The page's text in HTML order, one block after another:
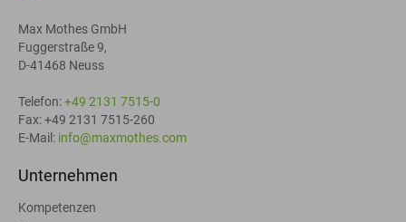
Max Mothes GmbH
Fuggerstraße 9,
D-41468 Neuss
Telefon:+49 2131 7515-0
Fax: +49 2131 7515-260
E-Mail: info@maxmothes.com
Unternehmen
Kompetenzen